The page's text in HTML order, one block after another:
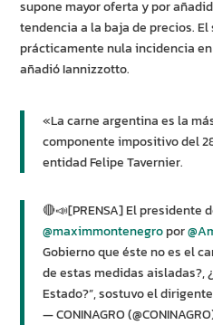
supone mayor oferta y por
tendencia a la baja de precios.
prácticamente nula incidencia
añadió Iannizzotto.
«La carne argentina es la
componente impositivo del
entidad Felipe Tavernier.
🔴📣[PRENSA] El presidente
@maximmontenegropor
Gobierno que éste no es el
de estas medidas aisladas?,
Estado?”, sostuvo el
— CONINAGRO